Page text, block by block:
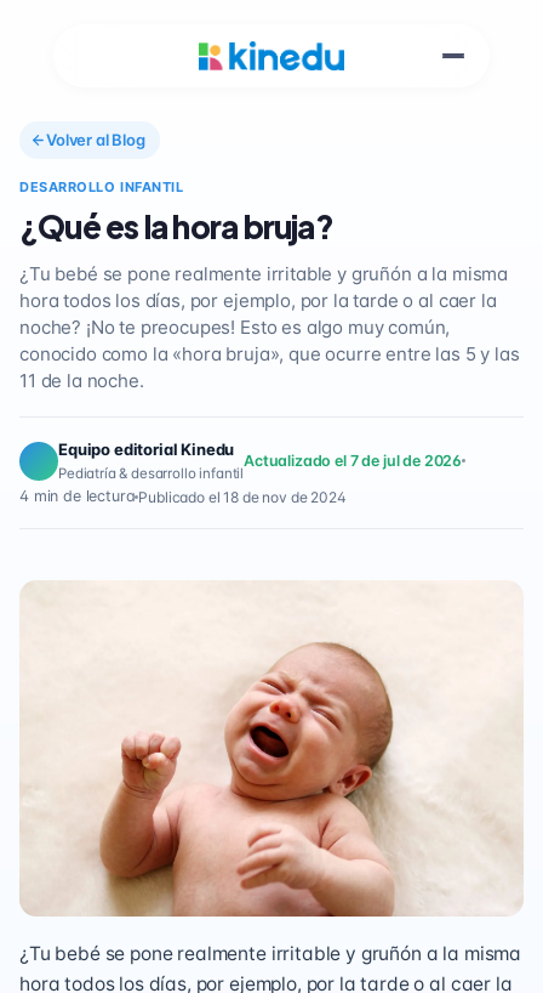
Volver al Blog
DESARROLLO INFANTIL
¿Qué es la hora bruja?
¿Tu bebé se pone realmente irritable y gruñón a la misma
hora todos los días, por ejemplo, por la tarde o al caer la
noche? ¡No te preocupes! Esto es algo muy común,
conocido como la «hora bruja», que ocurre entre las 5 y las
11 de la noche.
Equipo editorial Kinedu
Pediatría & desarrollo infantil
Actualizado el 7 de jul de 2026
4 min de lectura Publicado el 18 de nov de 2024
¿Tu bebé se pone realmente irritable y gruñón a la misma
hora todos los días, por ejemplo, por la tarde o al caer la